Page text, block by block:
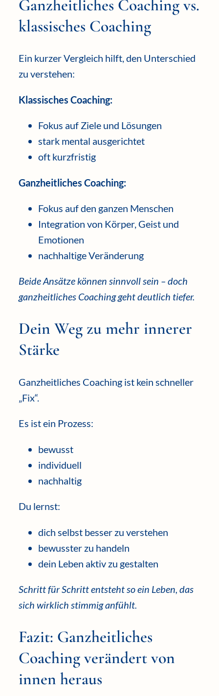
Ganzheitliches Coaching vs.
klassisches Coaching
Ein kurzer Vergleich hilft, den Unterschied
zu verstehen:
Klassisches Coaching:
Fokus auf Ziele und Lösungen
stark mental ausgerichtet
oft kurzfristig
Ganzheitliches Coaching:
Fokus auf den ganzen Menschen
Integration von Körper, Geist und
Emotionen
nachhaltige Veränderung
Beide Ansätze können sinnvoll sein – doch
ganzheitliches Coaching geht deutlich tiefer.
Dein Weg zu mehr innerer
Stärke
Ganzheitliches Coaching ist kein schneller
„Fix“.
Es ist ein Prozess:
bewusst
individuell
nachhaltig
Du lernst:
dich selbst besser zu verstehen
bewusster zu handeln
dein Leben aktiv zu gestalten
Schritt für Schritt entsteht so ein Leben, das
sich wirklich stimmig anfühlt.
Fazit: Ganzheitliches
Coaching verändert von
innen heraus